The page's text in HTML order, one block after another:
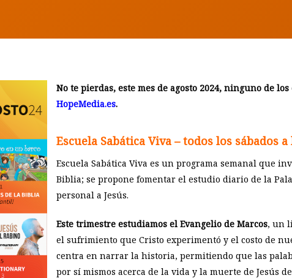
No te pierdas, este mes de agosto 2024, ninguno de
HopeMedia.es.
Escuela Sabática Viva – todos los sábados a
Escuela Sabática Viva es un programa semanal que
Biblia; se propone fomentar el estudio diario de la
personal a Jesús.
Este trimestre estudiamos el Evangelio de Marcos, un
el sufrimiento que Cristo experimentó y el costo de
centra en narrar la historia, permitiendo que las
por sí mismos acerca de la vida y la muerte de Jesús